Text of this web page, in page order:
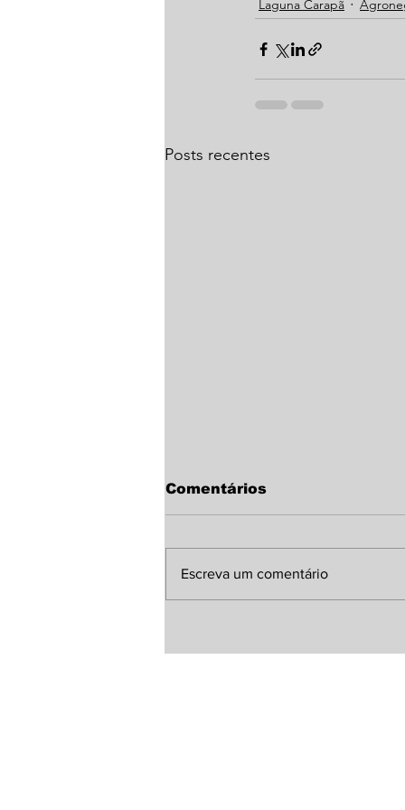
Laguna Carapã
Posts recentes
Comentários
Escreva um comentário